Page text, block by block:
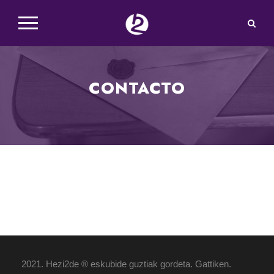
CONTACTO
2021. Hezi2de ® eskubide guztiak gordeta. Gattiken.